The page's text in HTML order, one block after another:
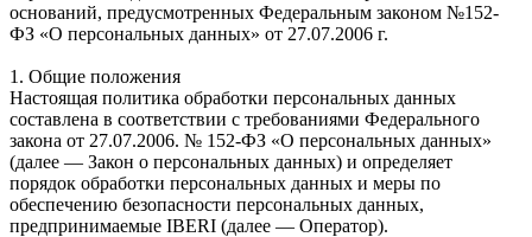
оснований, предусмотренных Федеральным законом №152-
ФЗ «О персональных данных» от 27.07.2006 г.
1. Общие положения
Настоящая политика обработки персональных данных
составлена в соответствии с требованиями Федерального
закона от 27.07.2006. № 152-ФЗ «О персональных данных»
(далее — Закон о персональных данных) и определяет
порядок обработки персональных данных и меры по
обеспечению безопасности персональных данных,
предпринимаемые IBERI (далее — Оператор).